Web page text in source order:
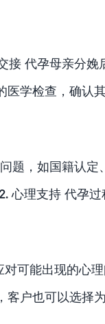
接 代孕母亲分娩
学检查，确认
题，如国籍认定
心理支持 代孕
可能出现的心
户也可以选择